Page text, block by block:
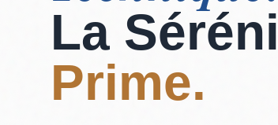
La
Prime.